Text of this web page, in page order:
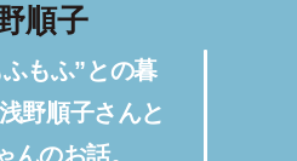
順子
ふもふ”との暮
野順子さんと
んのお話。